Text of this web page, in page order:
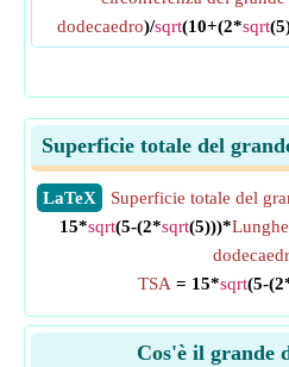
dodecaedro)/sqrt(10+(2*sqrt
Superficie totale del
​LaTeX Superficie totale del
15*sqrt(5-(2*sqrt(5)))*
TSA = 15*sqrt(5-
Cos'è il grande